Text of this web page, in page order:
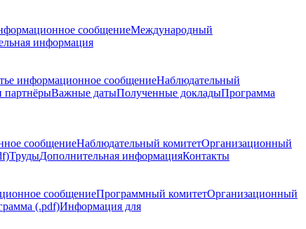
сообщениеМеждународный
информация
информационное сообщениеНаблюдательный
партнёрыВажные датыПолученные докладыПрограмма
сообщениеНаблюдательный комитетОрганизационный
ТрудыДополнительная информацияКонтакты
сообщениеПрограммный комитетОрганизационный
(.pdf)Информация для